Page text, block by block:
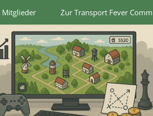
Mitglieder Zur Transport Fever